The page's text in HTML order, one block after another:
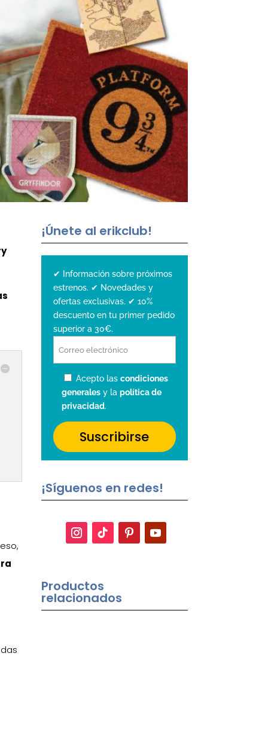
¡Únete al erikclub!
✔ Información sobre próximos
estrenos. ✔ Novedades y
ofertas exclusivas. ✔ 10%
descuento en tu primer pedido
superior a 30€.
Acepto las condiciones
generalesy la política de
privacidad.
¡Síguenos en redes!
Productos
relacionados